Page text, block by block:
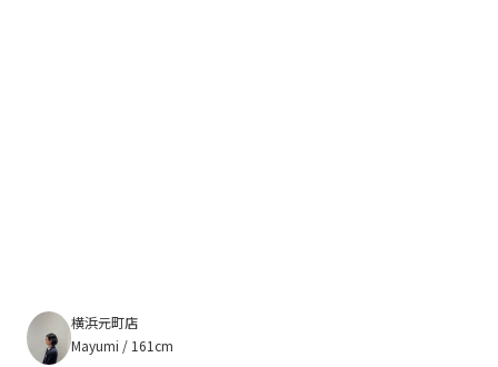
横浜元町店
Mayumi / 161cm